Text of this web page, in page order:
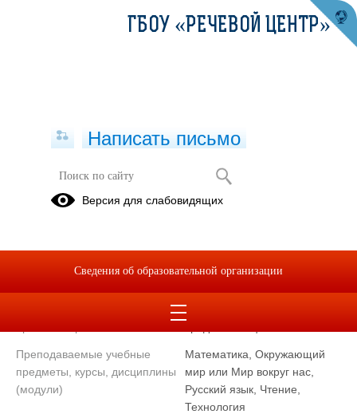
Учитель начальных классов
Надеева
Егоровна
Преподаваемые учебные
предметы, курсы, дисциплины
(модули)
Математика, Окружающий
мир или Мир вокруг нас,
Русский язык, Чтение,
Технология
ГБОУ «РЕЧЕВОЙ ЦЕНТР»
Написать письмо
Версия для слабовидящих
Сведения об образовательной организации